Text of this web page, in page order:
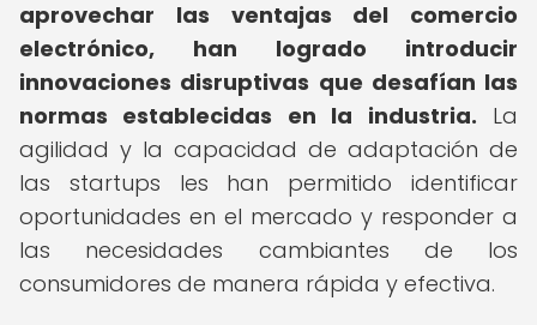
aprovechar las ventajas del comercio
electrónico, han logrado introducir
innovaciones disruptivas que desafían las
normas establecidas en la industria. La
agilidad y la capacidad de adaptación de
las startups les han permitido identificar
oportunidades en el mercado y responder a
las necesidades cambiantes de los
consumidores de manera rápida y efectiva.